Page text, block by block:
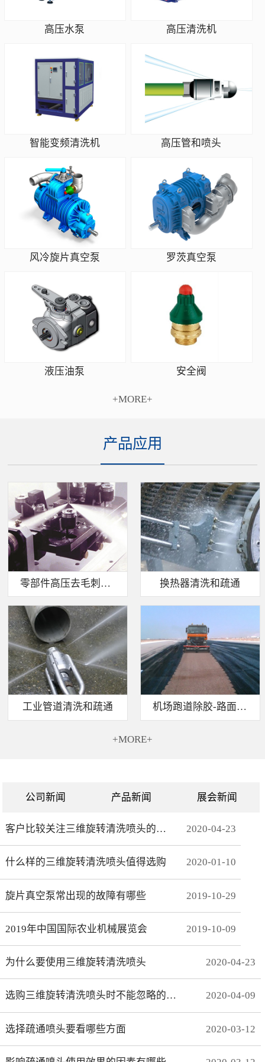
高压水泵 高压清洗机
智能变频清洗机 高压管和喷头
风冷旋片真空泵 罗茨真空泵
液压油泵 安全阀
+MORE+
产品应用
零部件高压去毛刺清洗 换热器清洗和疏通
工业管道清洗和疏通 机场跑道除胶-路面标线清除
+MORE+
公司新闻 产品新闻 展会新闻
客户比较关注三维旋转清洗喷头的哪些方面 2020-04-23
什么样的三维旋转清洗喷头值得选购 2020-01-10
旋片真空泵常出现的故障有哪些 2019-10-29
2019年中国国际农业机械展览会 2019-10-09
为什么要使用三维旋转清洗喷头 2020-04-23
选购三维旋转清洗喷头时不能忽略的事项有哪些 2020-04-09
选择疏通喷头要看哪些方面 2020-03-12